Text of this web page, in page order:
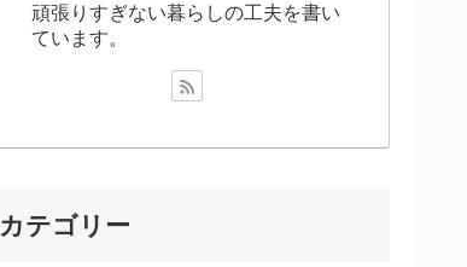
頑張りすぎない暮らしの工夫を書い
ています。
カテゴリー